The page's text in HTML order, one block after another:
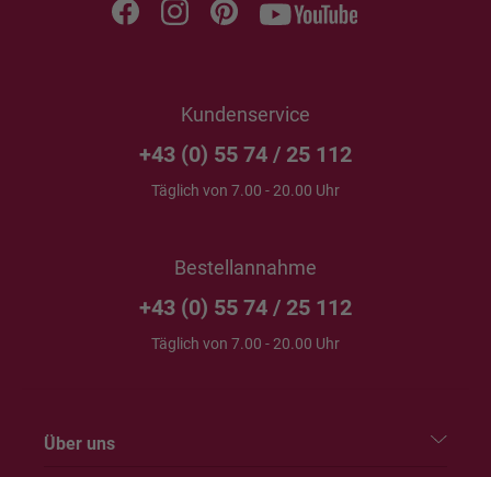
Kundenservice
+43 (0) 55 74 / 25 112
Täglich von 7.00 - 20.00 Uhr
Bestellannahme
+43 (0) 55 74 / 25 112
Täglich von 7.00 - 20.00 Uhr
Über uns